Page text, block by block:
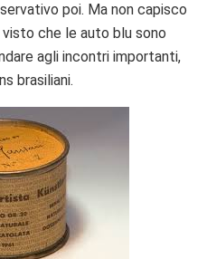
poi. Ma non capisco
che le auto blu sono
agli incontri importanti,
brasiliani.